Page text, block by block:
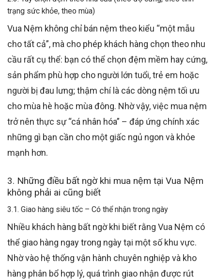
trạng sức khỏe, theo mùa)
Vua Nệm không chỉ bán nệm theo kiểu “một mẫu
cho tất cả”, mà cho phép khách hàng chọn theo nhu
cầu rất cụ thể: bạn có thể chọn đệm mềm hay cứng,
sản phẩm phù hợp cho người lớn tuổi, trẻ em hoặc
người bị đau lưng; thậm chí là các dòng nệm tối ưu
cho mùa hè hoặc mùa đông. Nhờ vậy, việc mua nệm
trở nên thực sự “cá nhân hóa” – đáp ứng chính xác
những gì bạn cần cho một giấc ngủ ngon và khỏe
mạnh hơn.
3. Những điều bất ngờ khi mua nệm tại Vua Nệm
không phải ai cũng biết
3.1. Giao hàng siêu tốc – Có thể nhận trong ngày
Nhiều khách hàng bất ngờ khi biết rằng Vua Nệm có
thể giao hàng ngay trong ngày tại một số khu vực.
Nhờ vào hệ thống vận hành chuyên nghiệp và kho
hàng phân bổ hợp lý, quá trình giao nhận được rút